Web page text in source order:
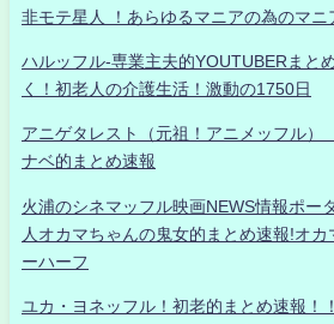
非モテ星人 ！あらゆるマニアの為のマニ
ハルッフル-専業主夫的YOUTUBERまと
く！初老人の介護生活！激動の1750日
アニゲタレスト（元祖！アニメッフル
ナベ的まとめ速報
火浦のシネマッフル映画NEWS情報ポー
人オカマちゃんの鬼女的まとめ速報!オ
ーハーフ
ユカ・ヨネッフル！初老的まとめ速報！